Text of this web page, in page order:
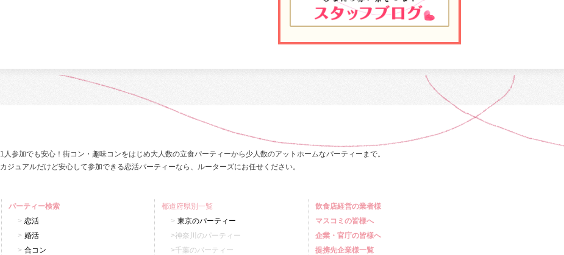
1人参加でも安心！街コン・趣味コンをはじめ大人数の立食パーティーから少人数のアットホームなパーティーまで。
カジュアルだけど安心して参加できる恋活パーティーなら、ルーターズにお任せください。
パーティー検索
恋活
婚活
合コン
都道府県別一覧
東京のパーティー
神奈川のパーティー
千葉のパーティー
飲食店経営の業者様
マスコミの皆様へ
企業・官庁の皆様へ
提携先企業様一覧